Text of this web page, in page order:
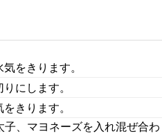
をきります。
にします。
きります。
、マヨネーズを入れ混ぜ合わ